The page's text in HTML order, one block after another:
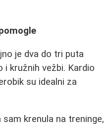
je dva do tri puta
i kružnih vežbi. Kardio
su idealni za
sam krenula na treninge,